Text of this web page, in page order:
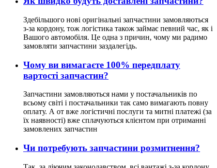
Здебільшого нові оригінальні запчастини замовляються
з-за кордону, тож логістика також займає певний час, як і
Вашого автомобіля. Це одна з причин, чому ми радимо
замовляти запчастини заздалегідь.
Чому ви вимагаєте 100% передплату
вартості запчастин?
Запчастини замовляються нами у постачальників по
всьому світі і постачальники так само вимагають повну
оплату. А от вже логістичні послуги та митні платежі (за
їх наявності) вже сплачуються клієнтом при отриманні
замовлених запчастин
Чи потребують запчастини розмитнення?